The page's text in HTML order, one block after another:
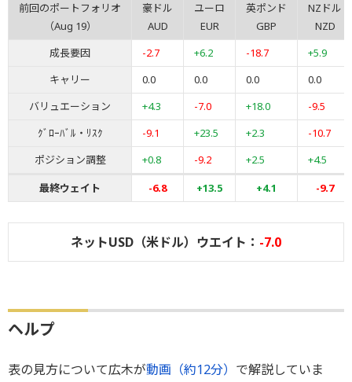
前回のポートフォリオ
（Aug 19）
豪ドル
AUD
ユーロ
EUR
英ポンド
GBP
NZドル
NZD
成長要因
-2.7 +6.2 -18.7
+5.9
キャリー
0.0 0.0 0.0
0.0
バリュエーション
+4.3 -7.0 +18.0
-9.5
ｸﾞﾛｰﾊﾞﾙ・ﾘｽｸ
-9.1 +23.5 +2.3
-10.7
ポジション調整
+0.8 -9.2 +2.5
+4.5
最終ウェイト
-6.8 +13.5 +4.1 -9.7
ネットUSD（米ドル）ウエイト： -7.0
ヘルプ
表の見方について広木が動画（約12分） で解説していま